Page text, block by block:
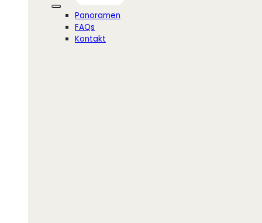
Panoramen
FAQs
Kontakt